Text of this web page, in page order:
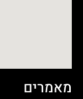
מאמרים